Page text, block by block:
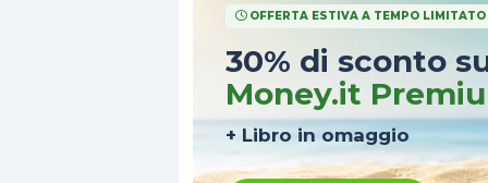
OFFERTA ESTIVA A TEMPO LIMITATO
30% di sconto
Money.it
+ Libro in omaggio